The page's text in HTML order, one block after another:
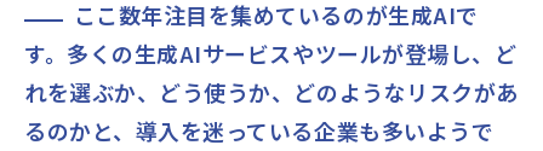
ここ数年注目を集めているのが生成AIで
す。多くの生成AIサービスやツールが登場し、ど
れを選ぶか、どう使うか、どのようなリスクがあ
るのかと、導入を迷っている企業も多いようで